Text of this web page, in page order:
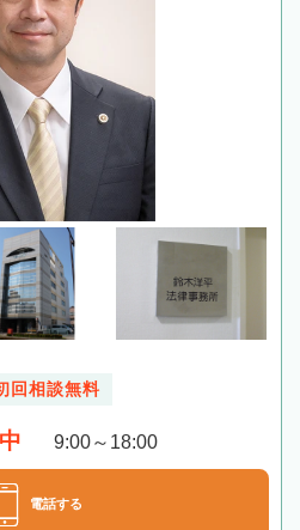
回相談無料
9:00～18:00
電話する